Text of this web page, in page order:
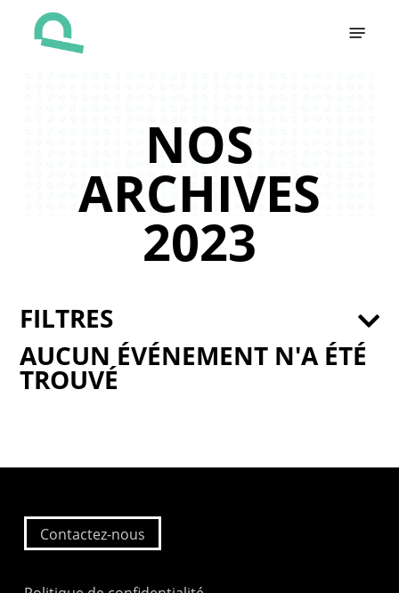
NOS
ARCHIVES
2023
AUCUN ÉVÉNEMENT N'A ÉTÉ
TROUVÉ
FILTRES
Contactez-nous